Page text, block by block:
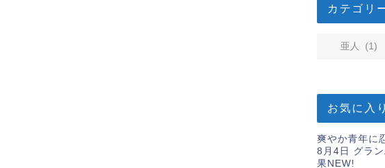
カテゴリ
お気に入
爽やか青年に
8月4日 グラ
果 NEW!